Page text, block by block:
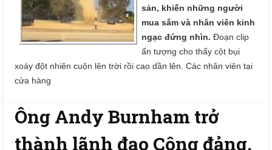
sản, khiến những người
mua sắm và nhân viên kinh
ngạc đứng nhìn. Đoạn clip
ấn tượng cho thấy cột bụi
xoáy đột nhiên cuộn lên trời rồi cao dần lên. Các nhân viên tại
cửa hàng
Ông Andy Burnham trở
thành lãnh đạo Công đảng,